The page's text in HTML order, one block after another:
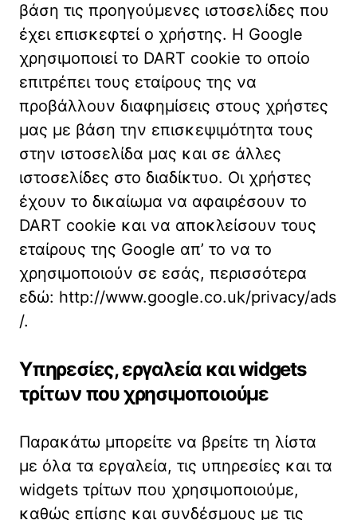
βάση τις προηγούμενες ιστοσελίδες που
έχει επισκεφτεί ο χρήστης. Η Google
χρησιμοποιεί το DART cookie το οποίο
επιτρέπει τους εταίρους της να
προβάλλουν διαφημίσεις στους χρήστες
μας με βάση την επισκεψιμότητα τους
στην ιστοσελίδα μας και σε άλλες
ιστοσελίδες στο διαδίκτυο. Οι χρήστες
έχουν το δικαίωμα να αφαιρέσουν το
DART cookie και να αποκλείσουν τους
εταίρους της Google απ’ το να το
χρησιμοποιούν σε εσάς, περισσότερα
εδώ: http://www.google.co.uk/privacy/ads
/.
Υπηρεσίες, εργαλεία και widgets
τρίτων που χρησιμοποιούμε
Παρακάτω μπορείτε να βρείτε τη λίστα
με όλα τα εργαλεία, τις υπηρεσίες και τα
widgets τρίτων που χρησιμοποιούμε,
καθώς επίσης και συνδέσμους με τις